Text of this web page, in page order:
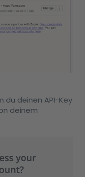
du deinen API-Key
deinem